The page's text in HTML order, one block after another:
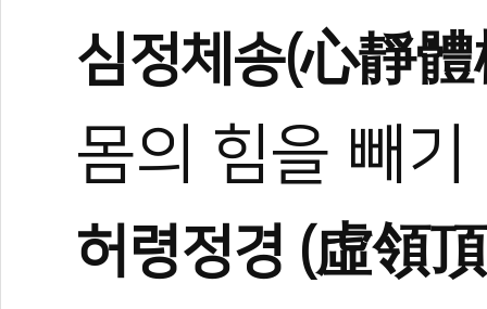
심정체송(心靜
몸의 힘을 빼기
허령정경 (虛領